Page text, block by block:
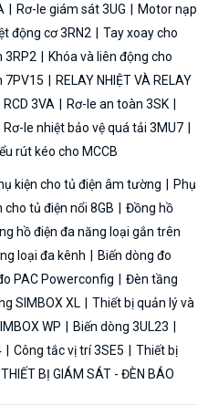
Rơ-le giám sát 3UG
Motor nạp
động cơ 3RN2
Tay xoay cho
3RP2
Khóa và liên động cho
7PV15
RELAY NHIỆT VÀ RELAY
3VA
Rơ-le an toàn 3SK
Rơ-le nhiệt bảo vệ quá tải 3MU7
rút kéo cho MCCB
kiện cho tủ điện âm tường
Phụ
cho tủ điện nổi 8GB
Đồng hồ
hồ điện đa năng loại gắn trên
loại đa kênh
Biến dòng đo
PAC Powerconfig
Đèn tầng
SIMBOX XL
Thiết bị quản lý và
WP
Biến dòng 3UL23
Công tắc vị trí 3SE5
Thiết bị
THIẾT BỊ GIÁM SÁT - ĐÈN BÁO